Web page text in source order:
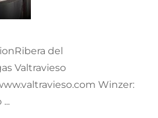
del
Valtravieso
Winzer: